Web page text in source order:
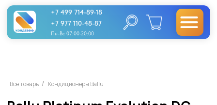
+7 499 714-89-18
+7 977 110-48-87
Пн-Вс 07:00-20:00
Все товары / Кондиционеры Ballu
BSUI-09HN8_V4